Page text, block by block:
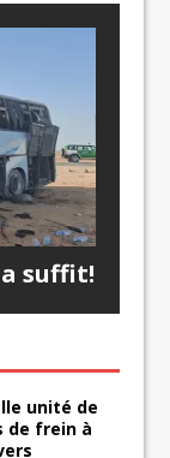
suffit!
unité de
de frein à